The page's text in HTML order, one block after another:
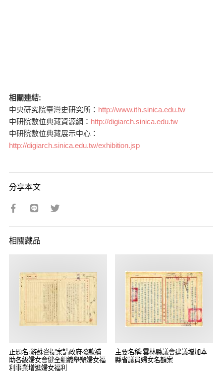
相關連結:
中央研究院臺灣史研究所： http://www.ith.sinica.edu.tw
中研院數位典藏資源網： http://digiarch.sinica.edu.tw
中研院數位典藏展示中心：
http://digiarch.sinica.edu.tw/exhibition.jsp
分享本文
相關藏品
正題名:游蘇鴦提案請政府撥款補
助各級婦女會健全組織舉辦婦女福
利事業增進婦女福利
主要名稱:雲林縣議會建議增加本
縣省議員婦女名額案